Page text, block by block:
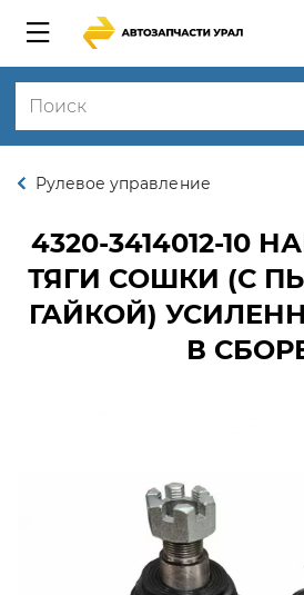
Рулевое управление
4320-3414012-10
ТЯГИ СОШКИ (С
ГАЙКОЙ)
В